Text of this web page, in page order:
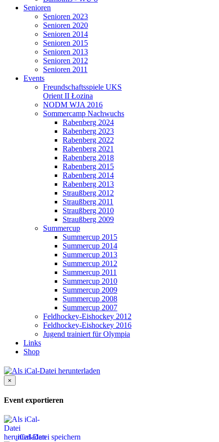
Senioren
Senioren 2023
Senioren 2020
Senioren 2014
Senioren 2015
Senioren 2013
Senioren 2012
Senioren 2011
Events
Freundschaftsspiele UKS
Orient II Łozina
NODM WJA 2016
Sommercamp Nachwuchs
Rabenberg 2024
Rabenberg 2023
Rabenberg 2022
Rabenberg 2021
Rabenberg 2018
Rabenberg 2015
Rabenberg 2014
Rabenberg 2013
Straußberg 2012
Straußberg 2011
Straußberg 2010
Straußberg 2009
Summercup
Summercup 2015
Summercup 2014
Summercup 2013
Summercup 2012
Summercup 2011
Summercup 2010
Summercup 2009
Summercup 2008
Summercup 2007
Feldhockey-Eishockey 2012
Feldhockey-Eishockey 2016
Jugend trainiert für Olympia
Links
Shop
×
Event exportieren
iCal-Datei speichern